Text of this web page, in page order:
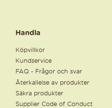
Handla
Köpvillkor
Kundservice
FAQ - Frågor och svar
Återkallelse av produkter
Säkra produkter
Supplier Code of Conduct